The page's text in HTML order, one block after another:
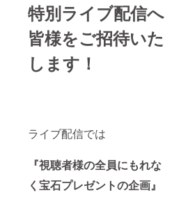
特別ライブ配信へ
皆様をご招待いた
します！
ライブ配信では
『視聴者様の全員にもれな
く宝石プレゼントの企画』